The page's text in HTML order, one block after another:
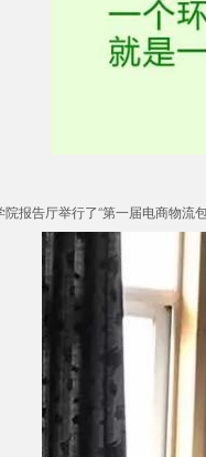
报告厅举行了“第一届电商物流